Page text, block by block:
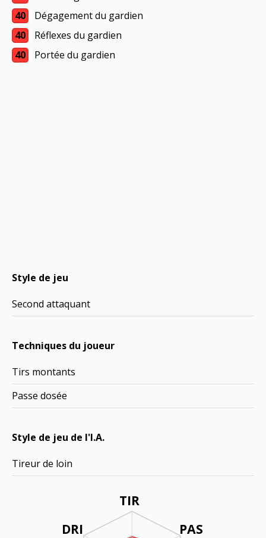
TIR
PAS
DRI
40
Dégagement du gardien
40
Réflexes du gardien
40
Portée du gardien
Style de jeu
Second attaquant
Techniques du joueur
Tirs montants
Passe dosée
Style de jeu de l'I.A.
Tireur de loin